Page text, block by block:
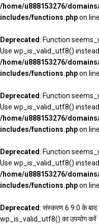
/home/u888153276/
includes/functions.phpon line
Deprecated: Function
Use wp_is_valid_utf8()
/home/u888153276/
includes/functions.phpon line
Deprecated: Function
Use wp_is_valid_utf8()
/home/u888153276/
includes/functions.phpon line
Deprecated: Function
Use wp_is_valid_utf8()
/home/u888153276/
includes/functions.phpon line
Deprecated: संस्करण 6.9.0 के
wp_is_valid_utf8() का उपयोग